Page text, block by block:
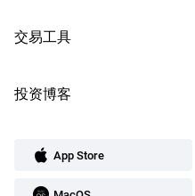
交易工具
投资博客
App Store